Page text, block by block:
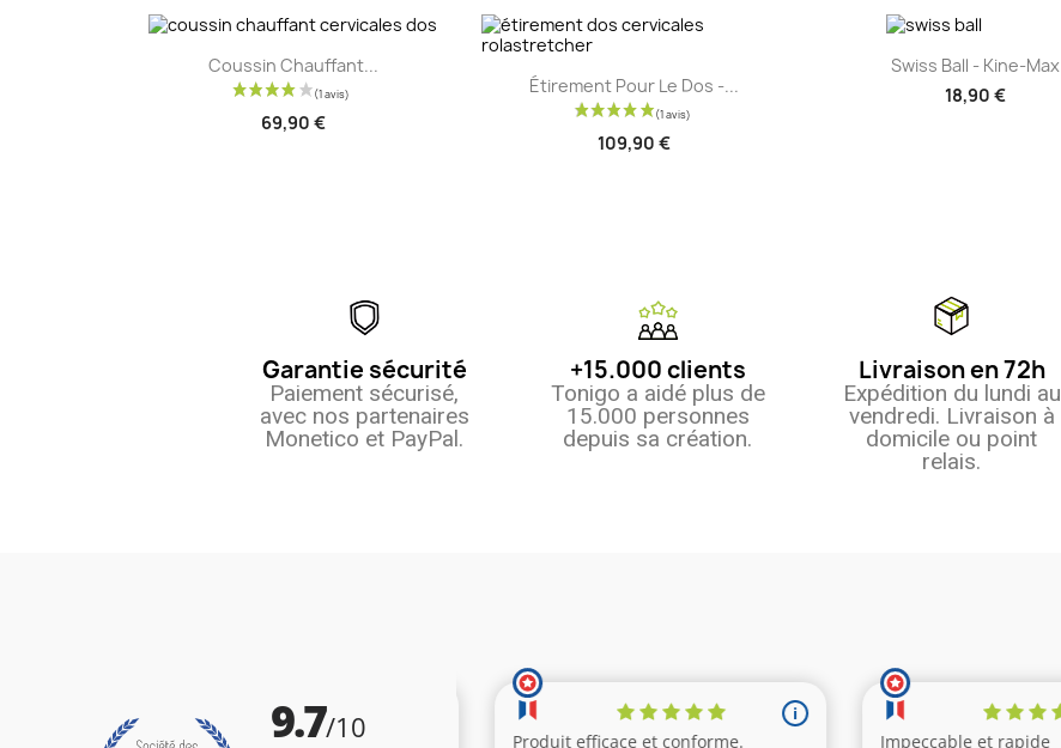
(11 avis)
Aperçu rapide
Coussin Chauffant...
69,90 €
Aperçu rapide
Étirement Pour Le Dos -...
109,90 €
Aperçu rapide
Swiss Ball - Kine-Max
18,90 €
Garantie sécurité
Paiement sécurisé,
avec nos partenaires
Monetico et PayPal.
+15.000 clients
Tonigo a aidé plus de
15.000 personnes
depuis sa création.
Livraison en 72h
Expédition du lundi au
vendredi. Livraison à
domicile ou point
relais.